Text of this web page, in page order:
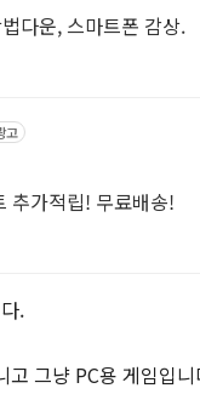
다운, 스마트폰 감상.
고
추가적립! 무료배송!
.
고 그냥 PC용 게임입